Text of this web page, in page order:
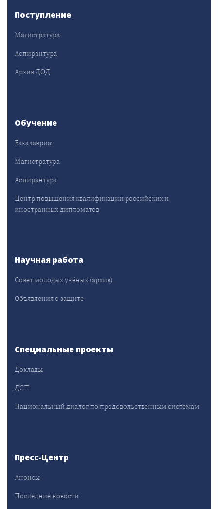
Поступление
Магистратура
Аспирантура
Архив ДОД
Обучение
Бакалавриат
Магистратура
Аспирантура
Центр повышения квалификации российских и
иностранных дипломатов
Научная работа
Совет молодых учёных (архив)
Объявления о защите
Специальные проекты
Доклады
ДСП
Национальный диалог по продовольственным системам
Пресс-Центр
Анонсы
Последние новости